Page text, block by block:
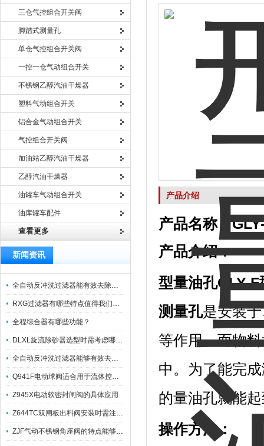
三仓气控组合开关阀
脚踏式测量孔
单仓气控组合开关阀
一控一仓气动组合开关
不锈钢乙醇汽油干燥器
塑料气动组合开关
铝合金气动组合开关
气控组合开关阀
加油站乙醇汽油干燥器
乙醇汽油干燥器
油罐车气动组合开关
油库罐车配件
查看更多
新闻资讯
全自动反冲洗过滤器能有效去除过滤介质上的杂质
RXG过滤器有哪些特点值得我们选择？
全程综合器有哪些功能？
DLXL旋流除砂器选型时需考虑哪些因素？
全自动反冲洗过滤器能够有效去除不同粒径的固体杂
Q941F电动球阀适合用于流体控制需要迅速反应的场合
Z945X电动软密封闸阀的具体应用
Z644TC双闸板出料阀安装时需注意哪些事项？
ZJF气动不锈钢角座阀的特点能够稳定地控制介质流量
产品介绍
产品名称：
产品介绍：
型量油孔GLY-
测量孔是安装
等作用。而物
中。为了能完
的量油孔就能
操作方法：